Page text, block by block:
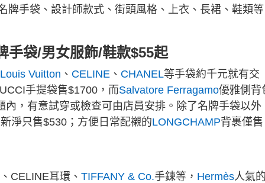
牌手袋、設計師款式、街頭風格、上衣、長裙、鞋類
手袋/男女服飾/鞋款$55起
Louis Vuitton 、 CELINE 、 CHANEL等手袋約千元就有交
手提袋售$1700，而Salvatore Ferragamo優雅側背
，有意試穿或檢查可由店員安排。除了名牌手袋以外
淨只售$530；方便日常配襯的LONGCHAMP背裹僅售
CELINE耳環、 TIFFANY & Co.手鍊等， Hermès人氣